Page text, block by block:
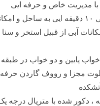
مدیریت خاص و حرفه ایی
آبی از قبیل استخر و
پایین و دو خواب در طبقه
مجزا و رووف گاردن حرفه
، دکور شده با متریال درجه